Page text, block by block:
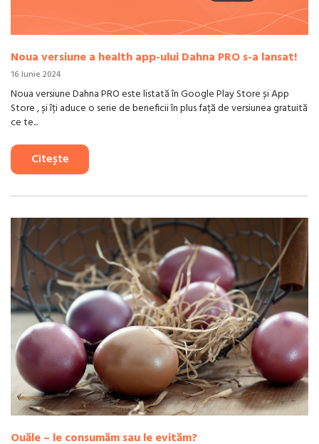
Noua versiune a health app-ului Dahna PRO s-a lansat!
16 Iunie 2024
Noua versiune Dahna PRO este listată în Google Play Store și App
Store , și îți aduce o serie de beneficii în plus față de versiunea gratuită
ce te...
Citește
Ouăle – le consumăm sau le evităm?